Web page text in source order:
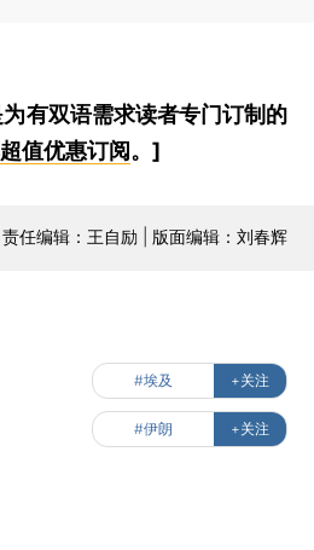
有双语需求读者专门订制的
值优惠订阅。]
责任编辑：王自励 | 版面编辑：刘春辉
#埃及 +关注
#伊朗 +关注